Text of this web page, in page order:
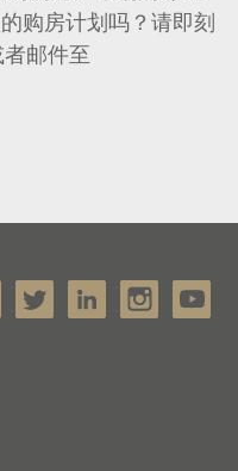
购房计划吗？请即刻
邮件至